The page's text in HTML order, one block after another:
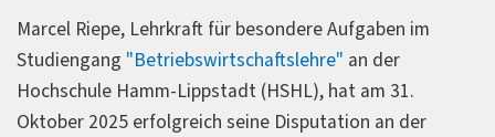
Marcel Riepe, Lehrkraft für besondere Aufgaben im
Studiengang "Betriebswirtschaftslehre" an der
Hochschule Hamm-Lippstadt (HSHL), hat am 31.
Oktober 2025 erfolgreich seine Disputation an der